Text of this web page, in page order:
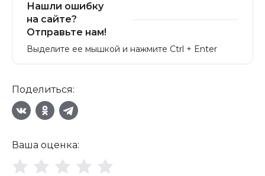
Нашли ошибку
на сайте?
Отправьте нам!
Выделите ее мышкой и нажмите Ctrl + Enter
Поделиться:
Ваша оценка: